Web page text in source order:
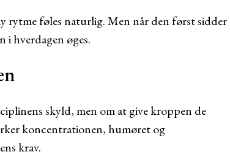
rytme føles naturlig. Men når den først sidder
i hverdagen øges.
skyld, men om at give kroppen de
koncentrationen, humøret og
krav.